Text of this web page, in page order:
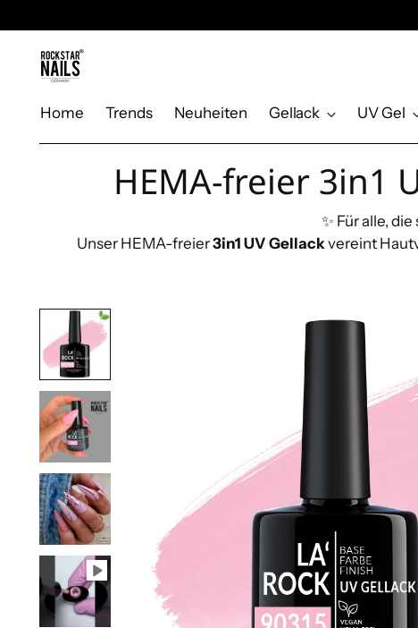
Home Trends Neuheiten Gellack UV Gel
HEMA-freier 3in1
✨ Für alle,
Unser HEMA-freier3in1 UV Gellackvereint